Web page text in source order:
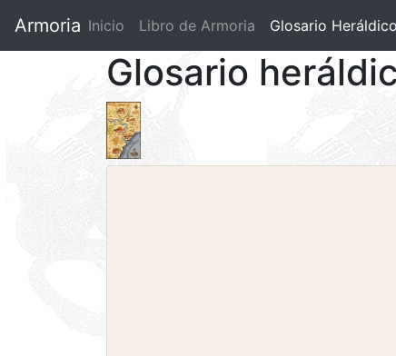
Armoria Inicio Libro de Armoria (current)
Glosario Heráldico
Glosario